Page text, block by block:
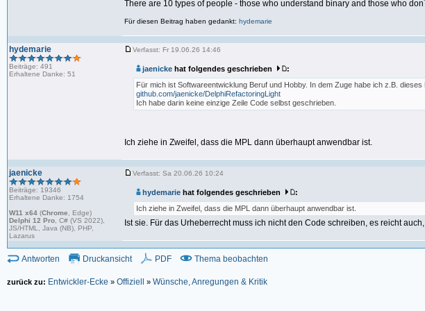
There are 10 types of people - those who understand binary and those who
Für diesen Beitrag haben gedankt: hydemarie
hydemarie
Beiträge: 491
Erhaltene Danke: 51
Verfasst: Fr 19.06.26 14:46
jaenickehat folgendes geschrieben
:
Für mich ist Softwareentwicklung Beruf und Hobby. In dem Zuge habe ich z.B. dieses
github.com/jaenicke/DelphiRefactoringLight
Ich habe darin keine einzige Zeile Code selbst geschrieben.
Ich ziehe in Zweifel, dass die MPL dann überhaupt anwendbar ist.
jaenicke
Beiträge: 19346
Erhaltene Danke: 1754
W11 x64 (Chrome , Edge)
Delphi 12 Pro , C# (VS 2022),
JS/HTML, Java (NB), PHP,
Lazarus
Verfasst: Sa 20.06.26 10:24
hydemariehat folgendes geschrieben
:
Ich ziehe in Zweifel, dass die MPL dann überhaupt anwendbar ist.
Ist sie. Für das Urheberrecht muss ich nicht den Code schreiben, es reicht
Antworten Druckansicht PDF Thema beobachten
zurück zu: Entwickler-Ecke » Offiziell » Wünsche, Anregungen & Kritik